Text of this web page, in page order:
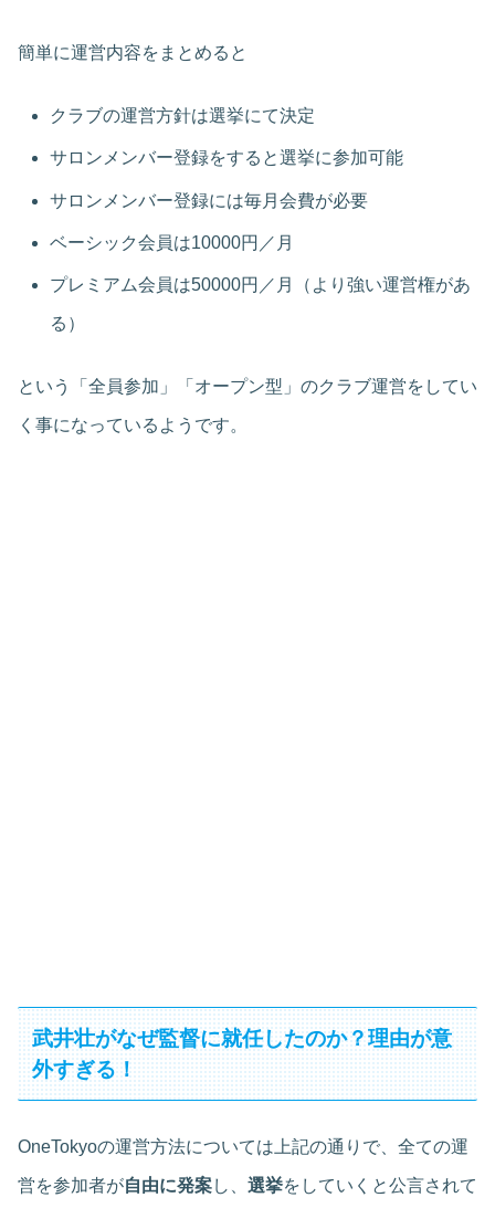
簡単に運営内容をまとめると
クラブの運営方針は選挙にて決定
サロンメンバー登録をすると選挙に参加可能
サロンメンバー登録には毎月会費が必要
ベーシック会員は10000円／月
プレミアム会員は50000円／月（より強い運営権があ
る）
という「全員参加」「オープン型」のクラブ運営をしてい
く事になっているようです。
武井壮がなぜ監督に就任したのか？理由が意
外すぎる！
OneTokyoの運営方法については上記の通りで、全ての運
営を参加者が自由に発案し、 選挙をしていくと公言されて